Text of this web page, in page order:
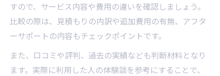
すので、サービス内容や費用の違いを確認しましょう。
比較の際は、見積もりの内訳や追加費用の有無、アフタ
ーサポートの内容もチェックポイントです。
また、口コミや評判、過去の実績なども判断材料となり
ます。実際に利用した人の体験談を参考にすることで、